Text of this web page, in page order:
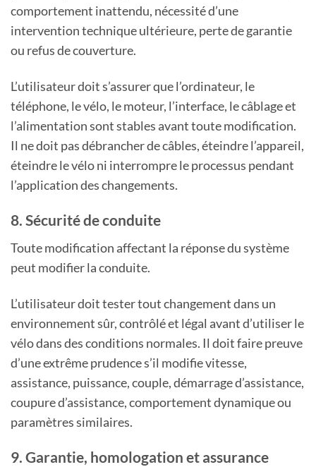
comportement inattendu, nécessité d’une
intervention technique ultérieure, perte de garantie
ou refus de couverture.
L’utilisateur doit s’assurer que l’ordinateur, le
téléphone, le vélo, le moteur, l’interface, le câblage et
l’alimentation sont stables avant toute modification.
Il ne doit pas débrancher de câbles, éteindre l’appareil,
éteindre le vélo ni interrompre le processus pendant
l’application des changements.
8. Sécurité de conduite
Toute modification affectant la réponse du système
peut modifier la conduite.
L’utilisateur doit tester tout changement dans un
environnement sûr, contrôlé et légal avant d’utiliser le
vélo dans des conditions normales. Il doit faire preuve
d’une extrême prudence s’il modifie vitesse,
assistance, puissance, couple, démarrage d’assistance,
coupure d’assistance, comportement dynamique ou
paramètres similaires.
9. Garantie, homologation et assurance